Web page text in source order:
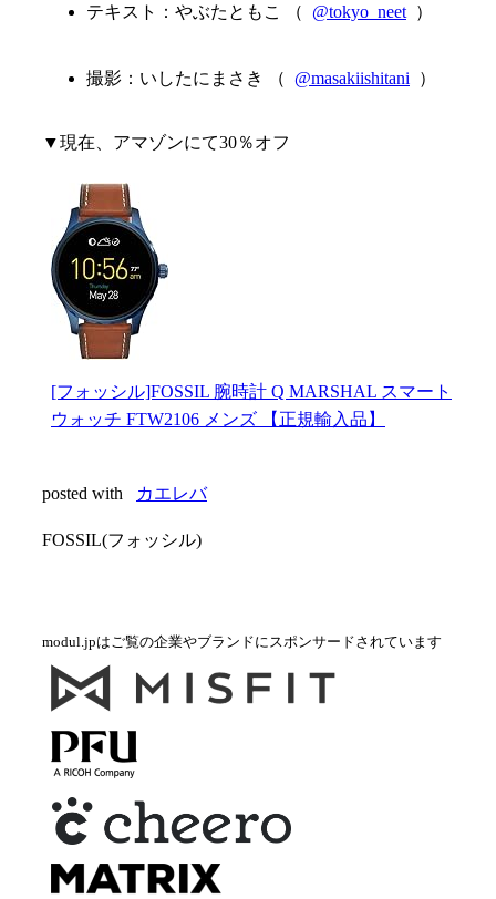
テキスト：やぶたともこ （ @tokyo_neet ）
撮影：いしたにまさき （ @masakiishitani ）
▼現在、アマゾンにて30％オフ
[フォッシル]FOSSIL 腕時計 Q MARSHAL スマート
ウォッチ FTW2106 メンズ 【正規輸入品】
posted with カエレバ
FOSSIL(フォッシル)
modul.jpはご覧の企業やブランドにスポンサードされています